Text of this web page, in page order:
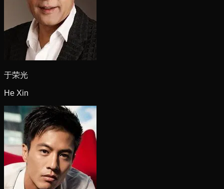
于荣光
He Xin